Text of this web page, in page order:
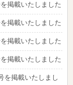
掲載いたしました
掲載いたしました
掲載いたしました
掲載いたしました
掲載いたしまし